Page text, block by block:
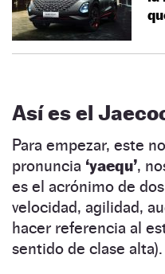
Así es el
Para empezar, este
pronuncia ‘yaequ’,
es el acrónimo de
velocidad, agilidad,
hacer referencia al
sentido de clase alta).